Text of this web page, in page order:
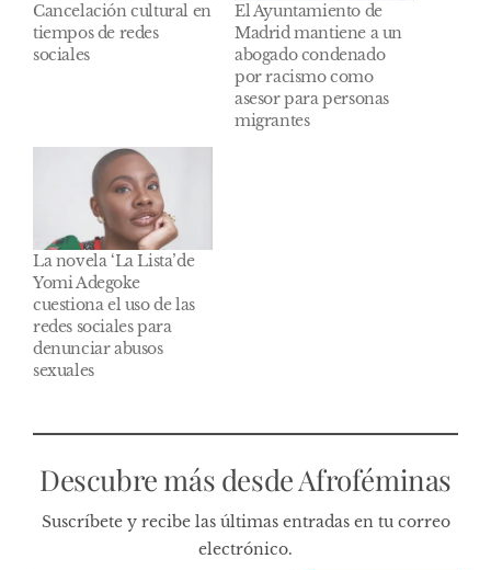
Cancelación cultural en
tiempos de redes
sociales
El Ayuntamiento de
Madrid mantiene a un
abogado condenado
por racismo como
asesor para personas
migrantes
La novela ‘La Lista’de
Yomi Adegoke
cuestiona el uso de las
redes sociales para
denunciar abusos
sexuales
Descubre más desde Afroféminas
Suscríbete y recibe las últimas entradas en tu correo
electrónico.